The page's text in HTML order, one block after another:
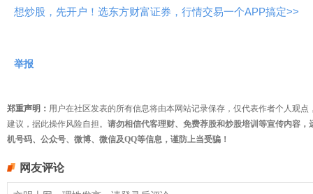
想炒股，先开户！选东方财富证券，行情交易一个APP搞定>>
举报
郑重声明： 用户在社区发表的所有信息将由本网站记录保存，仅代表作者个人观
建议，据此操作风险自担。 请勿相信代客理财、免费荐股和炒股培训等宣传内容
机号码、公众号、微博、微信及QQ等信息，谨防上当受骗！
网友评论